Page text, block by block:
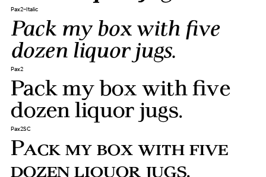
Pax2-Italic
Pack my box with five
dozen liquor jugs.
Pax2
Pack my box with five
dozen liquor jugs.
Pax2SC
Pack my box with five
dozen liquor jugs.